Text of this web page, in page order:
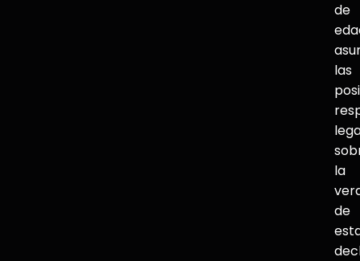
de
las
la
de